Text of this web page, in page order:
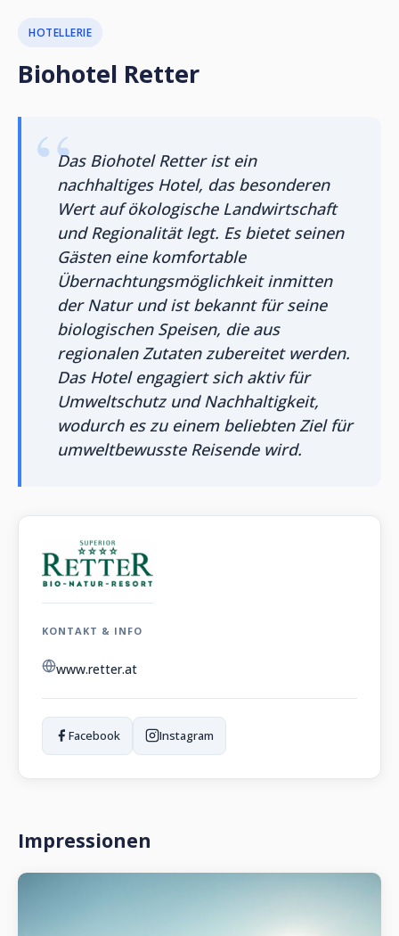
HOTELLERIE
Biohotel Retter
Das Biohotel Retter ist ein
nachhaltiges Hotel, das besonderen
Wert auf ökologische Landwirtschaft
und Regionalität legt. Es bietet seinen
Gästen eine komfortable
Übernachtungsmöglichkeit inmitten
der Natur und ist bekannt für seine
biologischen Speisen, die aus
regionalen Zutaten zubereitet werden.
Das Hotel engagiert sich aktiv für
Umweltschutz und Nachhaltigkeit,
wodurch es zu einem beliebten Ziel für
umweltbewusste Reisende wird.
KONTAKT & INFO
www.retter.at
Facebook Instagram
Impressionen